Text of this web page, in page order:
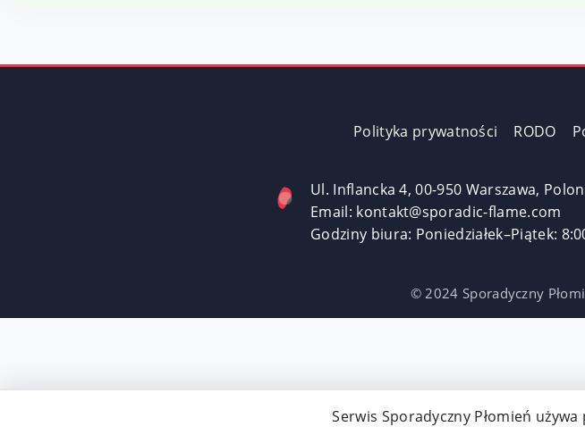
Polityka prywatności RODO
Ul. Inflancka 4, 00-950 Warszawa,
Email: kontakt@sporadic-flame.com
Godziny biura: Poniedziałek–Piątek:
© 2024 Sporadyczny
Serwis Sporadyczny Płomień
Techniczne